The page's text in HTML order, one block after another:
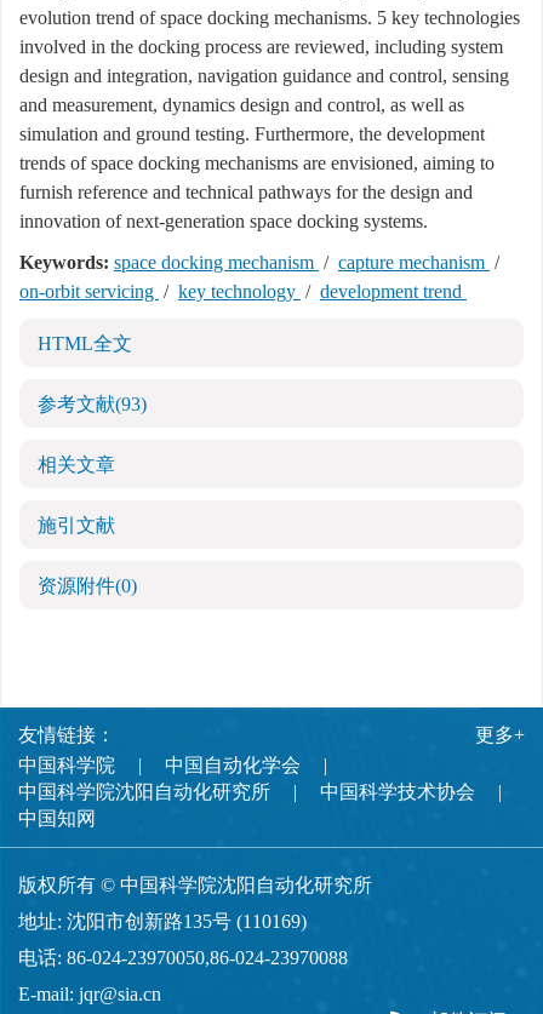
evolution trend of space docking mechanisms. 5 key technologies
involved in the docking process are reviewed, including system
design and integration, navigation guidance and control, sensing
and measurement, dynamics design and control, as well as
simulation and ground testing. Furthermore, the development
trends of space docking mechanisms are envisioned, aiming to
furnish reference and technical pathways for the design and
innovation of next-generation space docking systems.
Keywords: space docking mechanism / capture mechanism /
on-orbit servicing / key technology / development trend
HTML全文
参考文献(93)
相关文章
施引文献
资源附件(0)
友情链接：
中国科学院
中国自动化学会
中国科学院沈阳自动化研究所
中国科学技术协会
中国知网
更多+
版权所有 © 中国科学院沈阳自动化研究所
地址: 沈阳市创新路135号 (110169)
电话: 86-024-23970050,86-024-23970088
E-mail: jqr@sia.cn